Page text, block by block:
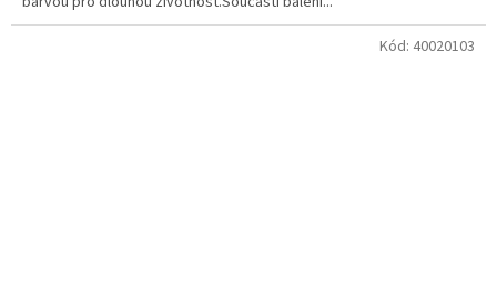
Kód: 40020103